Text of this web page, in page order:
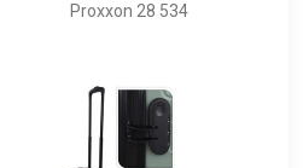
Proxxon 28 534